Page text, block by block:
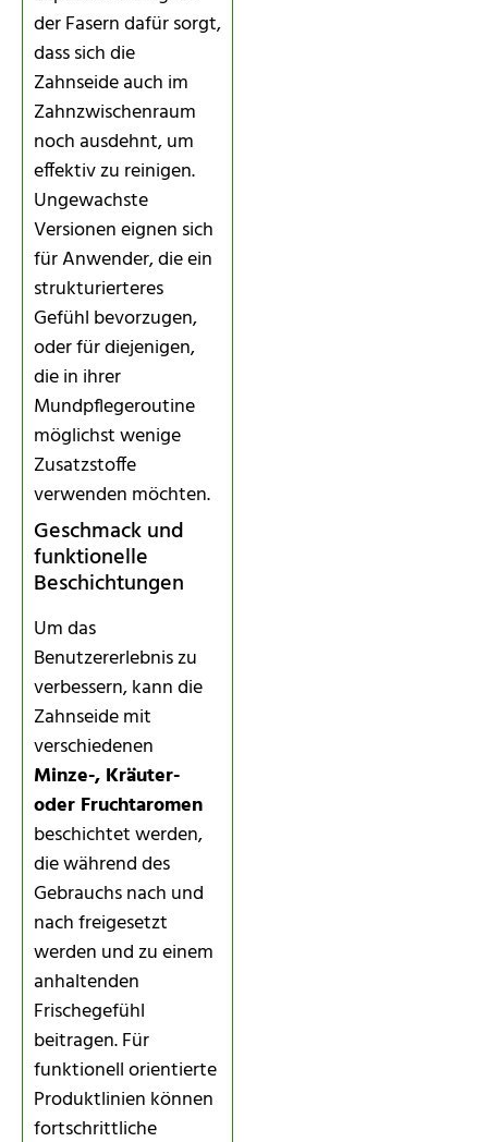
der Fasern dafür sorgt,
dass sich die
Zahnseide auch im
Zahnzwischenraum
noch ausdehnt, um
effektiv zu reinigen.
Ungewachste
Versionen eignen sich
für Anwender, die ein
strukturierteres
Gefühl bevorzugen,
oder für diejenigen,
die in ihrer
Mundpflegeroutine
möglichst wenige
Zusatzstoffe
verwenden möchten.
Geschmack und
funktionelle
Beschichtungen
Um das
Benutzererlebnis zu
verbessern, kann die
Zahnseide mit
verschiedenen
Minze-, Kräuter-
oder Fruchtaromen
beschichtet werden,
die während des
Gebrauchs nach und
nach freigesetzt
werden und zu einem
anhaltenden
Frischegefühl
beitragen. Für
funktionell orientierte
Produktlinien können
fortschrittliche